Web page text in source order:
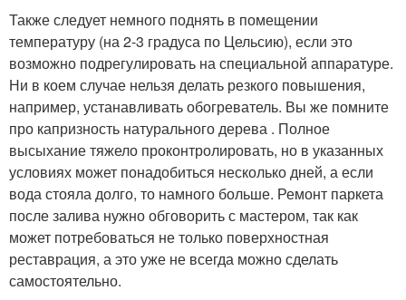
Также следует немного поднять в помещении
температуру (на 2-3 градуса по Цельсию), если это
возможно подрегулировать на специальной аппаратуре.
Ни в коем случае нельзя делать резкого повышения,
например, устанавливать обогреватель. Вы же помните
про капризность натурального дерева . Полное
высыхание тяжело проконтролировать, но в указанных
условиях может понадобиться несколько дней, а если
вода стояла долго, то намного больше. Ремонт паркета
после залива нужно обговорить с мастером, так как
может потребоваться не только поверхностная
реставрация, а это уже не всегда можно сделать
самостоятельно.